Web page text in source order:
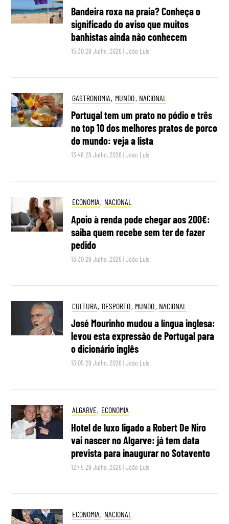
Bandeira roxa na praia? Conheça o
significado do aviso que muitos
banhistas ainda não conhecem
15:30 29 Julho, 2026 |João Luís
GASTRONOMIA, MUNDO, NACIONAL
Portugal tem um prato no pódio e três
no top 10 dos melhores pratos de porco
do mundo: veja a lista
13:48 29 Julho, 2026 |João Luís
ECONOMIA, NACIONAL
Apoio à renda pode chegar aos 200€:
saiba quem recebe sem ter de fazer
pedido
13:30 29 Julho, 2026 |João Luís
CULTURA, DESPORTO, MUNDO, NACIONAL
José Mourinho mudou a língua inglesa:
levou esta expressão de Portugal para
o dicionário inglês
13:05 29 Julho, 2026 |João Luís
ALGARVE, ECONOMIA
Hotel de luxo ligado a Robert De Niro
vai nascer no Algarve: já tem data
prevista para inaugurar no Sotavento
12:45 29 Julho, 2026 |João Luís
ECONOMIA, NACIONAL